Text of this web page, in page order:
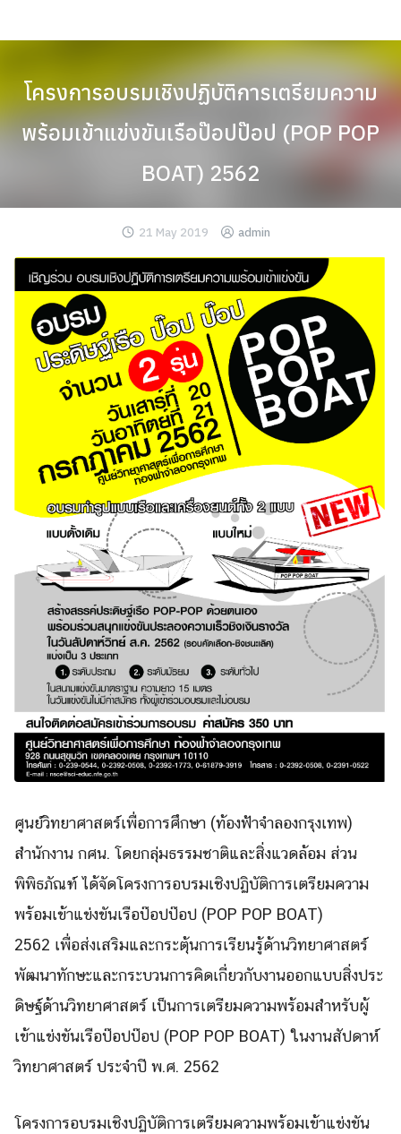
to
โครงการอบรมเชิงปฏิบัติการเตรียมความ
พร้อมเข้าแข่งขันเรือป๊อปป๊อป (POP POP
BOAT) 2562
21 May 2019 admin
ศูนย์วิทยาศาสตร์เพื่อการศึกษา (ท้องฟ้าจำลองกรุงเทพ)
สำนักงาน กศน. โดยกลุ่มธรรมชาติและสิ่งแวดล้อม ส่วน
พิพิธภัณฑ์ ได้จัดโครงการอบรมเชิงปฏิบัติการเตรียมความ
พร้อมเข้าแข่งขันเรือป๊อปป๊อป (POP POP BOAT)
2562 เพื่อส่งเสริมและกระตุ้นการเรียนรู้ด้านวิทยาศาสตร์
พัฒนาทักษะและกระบวนการคิดเกี่ยวกับงานออกแบบสิ่งประ
ดิษฐ์ด้านวิทยาศาสตร์ เป็นการเตรียมความพร้อมสำหรับผู้
เข้าแข่งขันเรือป๊อปป๊อป (POP POP BOAT) ในงานสัปดาห์
วิทยาศาสตร์ ประจำปี พ.ศ. 2562
โครงการอบรมเชิงปฏิบัติการเตรียมความพร้อมเข้าแข่งขัน